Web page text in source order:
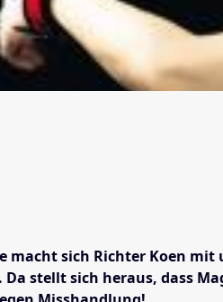
macht sich Richter Koen
Da stellt sich heraus, dass